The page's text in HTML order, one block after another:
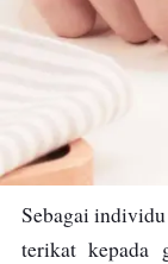
Sebagai
terikat kepada